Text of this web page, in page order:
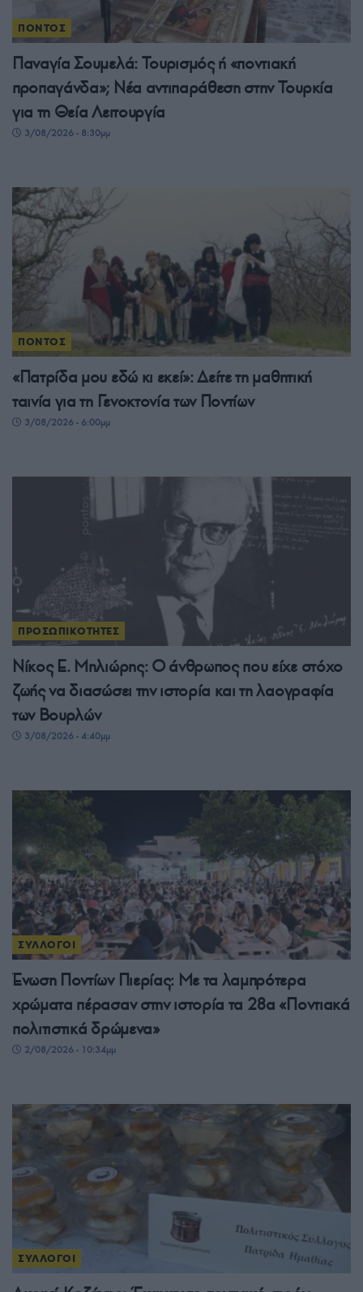
ΠΟΝΤΟΣ
Παναγία Σουμελά: Τουρισμός ή «ποντιακή
προπαγάνδα»; Νέα αντιπαράθεση στην Τουρκία
για τη Θεία Λειτουργία
3/08/2026 - 8:30μμ
ΠΟΝΤΟΣ
«Πατρίδα μου εδώ κι εκεί»: Δείτε τη μαθητική
ταινία για τη Γενοκτονία των Ποντίων
3/08/2026 - 6:00μμ
ΠΡΟΣΩΠΙΚΟΤΗΤΕΣ
Νίκος Ε. Μηλιώρης: Ο άνθρωπος που είχε στόχο
ζωής να διασώσει την ιστορία και τη λαογραφία
των Βουρλών
3/08/2026 - 4:40μμ
ΣΥΛΛΟΓΟΙ
Ένωση Ποντίων Πιερίας: Με τα λαμπρότερα
χρώματα πέρασαν στην ιστορία τα 28α «Ποντιακά
πολιτιστικά δρώμενα»
2/08/2026 - 10:34μμ
ΣΥΛΛΟΓΟΙ